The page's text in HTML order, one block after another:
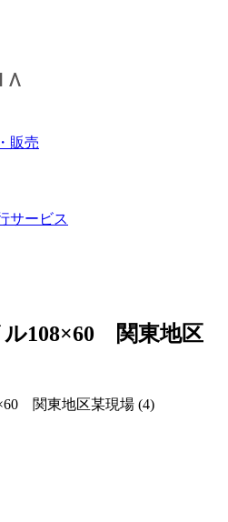
販売
サービス
ル108×60 関東地区